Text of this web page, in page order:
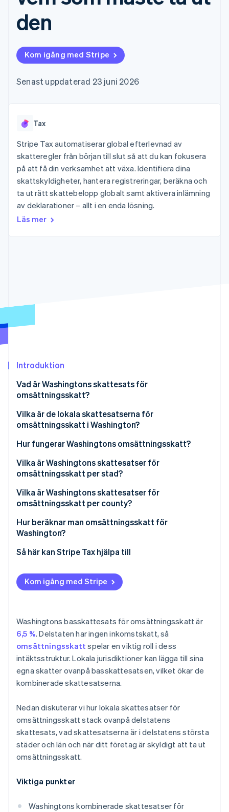
Accelererad kassaprocess
Financial Connections
Recognition
Product roadmap
Radar
Bedrägeribekämpning
Atlas
Bolagsbildning för startups
Climate
Koldioxidinfångning
Identity
Plattformar
Efter bransch
AI-företag
Kreatörsekonomi
underhållning
Ideella organisationer
Professionella tjänster
Offentlig sektor
Detaljhandel
Partner
Erbjud
Tillhandahåll och
hantera tjänster med
Kodexempel
Utvecklarblogg
API-status
Företag
Karriärer
Nyhetsrum
den
Kom igång med Stripe
Senast uppdaterad 23 juni 2026
Tax
Stripe Tax automatiserar global efterlevnad av
skatteregler från början till slut så att du kan fokusera
på att få din verksamhet att växa. Identifiera dina
skattskyldigheter, hantera registreringar, beräkna och
ta ut rätt skattebelopp globalt samt aktivera inlämning
av deklarationer – allt i en enda lösning.
Läs mer
Introduktion
Vad är Washingtons skattesats för
omsättningsskatt?
Vilka är de lokala skattesatserna för
omsättningsskatt i Washington?
Washingtons intervall för omsättningsskatt under
Hur fungerar Washingtons omsättningsskatt?
Ekonomiska förbindelseregler
Skatteplikt
Vilka är Washingtons skattesatser för
omsättningsskatt per stad?
Vilka är Washingtons skattesatser för
omsättningsskatt per county?
Hur beräknar man omsättningsskatt för
Washington?
Så här kan Stripe Tax hjälpa till
Kom igång med Stripe
Washingtons basskattesats för omsättningsskatt är
6,5 %. Delstaten har ingen inkomstskatt, så
omsättningsskatt spelar en viktig roll i dess
intäktsstruktur. Lokala jurisdiktioner kan lägga till sina
egna skatter ovanpå basskattesatsen, vilket ökar de
kombinerade skattesatserna.
Nedan diskuterar vi hur lokala skattesatser för
omsättningsskatt stack ovanpå delstatens
skattesats, vad skattesatserna är i delstatens största
städer och län och när ditt företag är skyldigt att ta ut
omsättningsskatt.
Viktiga punkter
Washingtons kombinerade skattesatser för